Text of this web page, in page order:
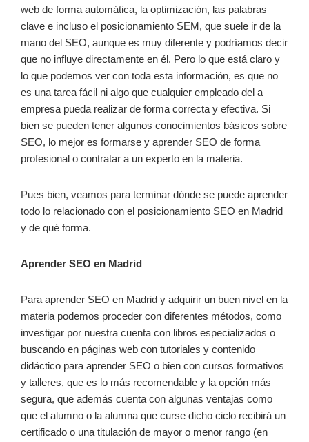
web de forma automática, la optimización, las palabras
clave e incluso el posicionamiento SEM, que suele ir de la
mano del SEO, aunque es muy diferente y podríamos decir
que no influye directamente en él. Pero lo que está claro y
lo que podemos ver con toda esta información, es que no
es una tarea fácil ni algo que cualquier empleado del a
empresa pueda realizar de forma correcta y efectiva. Si
bien se pueden tener algunos conocimientos básicos sobre
SEO, lo mejor es formarse y aprender SEO de forma
profesional o contratar a un experto en la materia.
Pues bien, veamos para terminar dónde se puede aprender
todo lo relacionado con el posicionamiento SEO en Madrid
y de qué forma.
Aprender SEO en Madrid
Para aprender SEO en Madrid y adquirir un buen nivel en la
materia podemos proceder con diferentes métodos, como
investigar por nuestra cuenta con libros especializados o
buscando en páginas web con tutoriales y contenido
didáctico para aprender SEO o bien con cursos formativos
y talleres, que es lo más recomendable y la opción más
segura, que además cuenta con algunas ventajas como
que el alumno o la alumna que curse dicho ciclo recibirá un
certificado o una titulación de mayor o menor rango (en